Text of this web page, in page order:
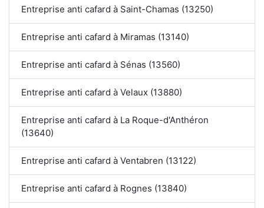
Entreprise anti cafard à Saint-Chamas (13250)
Entreprise anti cafard à Miramas (13140)
Entreprise anti cafard à Sénas (13560)
Entreprise anti cafard à Velaux (13880)
Entreprise anti cafard à La Roque-d'Anthéron
(13640)
Entreprise anti cafard à Ventabren (13122)
Entreprise anti cafard à Rognes (13840)